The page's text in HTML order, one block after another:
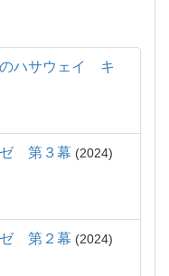
ハサウェイ キ
第３幕 2024
第２幕 2024